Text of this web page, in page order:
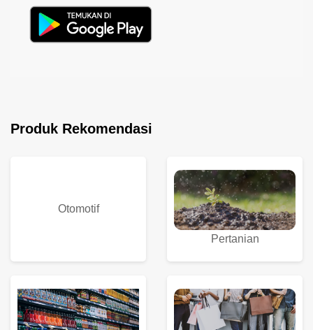
Produk Rekomendasi
Otomotif
Pertanian